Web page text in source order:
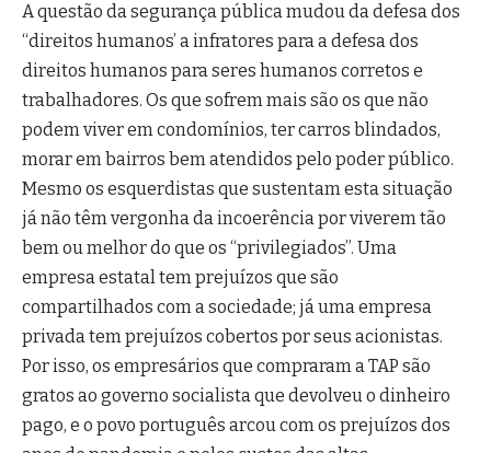
A questão da segurança pública mudou da defesa dos
“direitos humanos’ a infratores para a defesa dos
direitos humanos para seres humanos corretos e
trabalhadores. Os que sofrem mais são os que não
podem viver em condomínios, ter carros blindados,
morar em bairros bem atendidos pelo poder público.
Mesmo os esquerdistas que sustentam esta situação
já não têm vergonha da incoerência por viverem tão
bem ou melhor do que os “privilegiados”. Uma
empresa estatal tem prejuízos que são
compartilhados com a sociedade; já uma empresa
privada tem prejuízos cobertos por seus acionistas.
Por isso, os empresários que compraram a TAP são
gratos ao governo socialista que devolveu o dinheiro
pago, e o povo português arcou com os prejuízos dos